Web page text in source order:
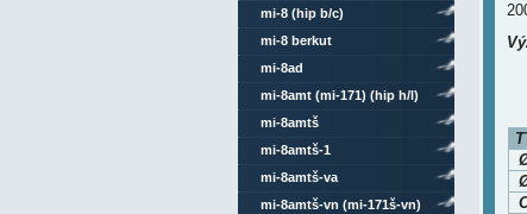
mi-8 (hip b/c)
mi-8 berkut
mi-8ad
mi-8amt (mi-171) (hip h/l)
mi-8amtš
mi-8amtš-1
mi-8amtš-va
mi-8amtš-vn (mi-171š-vn)